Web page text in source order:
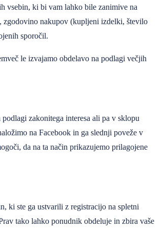
vsebin, ki bi vam lahko bile zanimive na
zgodovino nakupov (kupljeni izdelki, število
sporočil.
le izvajamo obdelavo na podlagi večjih
zakonitega interesa ali pa v sklopu
na Facebook in ga slednji poveže v
da na ta način prikazujemo prilagojene
ki ste ga ustvarili z registracijo na spletni
tako lahko ponudnik obdeluje in zbira vaše